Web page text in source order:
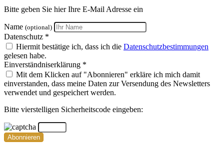
Bitte geben Sie hier Ihre E-Mail Adresse ein
Name (optional)
Datenschutz *
Hiermit bestätige ich, dass ich die Datenschutzbestimmungen
gelesen habe.
Einverständniserklärung *
Mit dem Klicken auf "Abonnieren" erkläre ich mich damit
einverstanden, dass meine Daten zur Versendung des Newsletters
verwendet und gespeichert werden.
Bitte vierstelligen Sicherheitscode eingeben:
Abonnieren